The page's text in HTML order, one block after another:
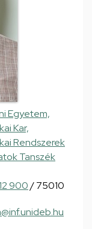
Egyetem,
Kar,
Rendszerek
Tanszék
900/ 75010